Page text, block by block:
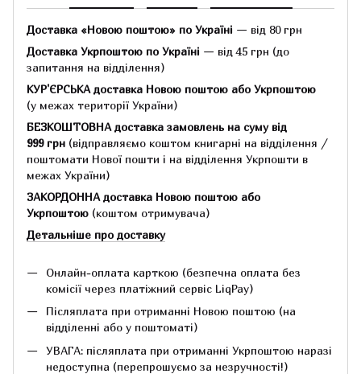
Доставка «Новою поштою» по Україні — від 80 грн
Доставка Укрпоштою по Україні — від 45 грн (до
запитання на відділення)
КУР'ЄРСЬКА доставка Новою поштою або Укрпоштою
(у межах території України)
БЕЗКОШТОВНА доставка замовлень на суму від
999 грн (відправляємо коштом книгарні на відділення /
поштомати Нової пошти і на відділення Укрпошти в
межах України)
ЗАКОРДОННА доставка Новою поштою або
Укрпоштою (коштом отримувача)
Детальніше про доставку
Онлайн-оплата карткою (безпечна оплата без
комісії через платіжний сервіс LiqPay)
Післяплата при отриманні Новою поштою (на
відділенні або у поштоматі)
УВАГА: післяплата при отриманні Укрпоштою наразі
недоступна (перепрошуємо за незручності!)